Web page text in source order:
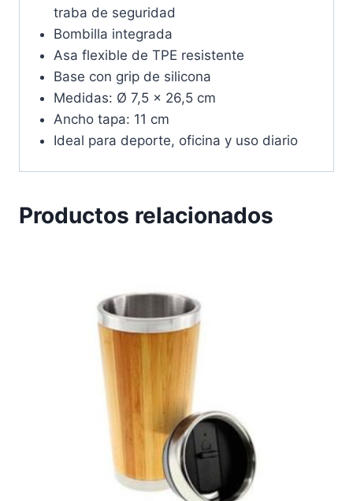
traba de seguridad
Bombilla integrada
Asa flexible de TPE resistente
Base con grip de silicona
Medidas: Ø 7,5 x 26,5 cm
Ancho tapa: 11 cm
Ideal para deporte, oficina y uso diario
Productos relacionados